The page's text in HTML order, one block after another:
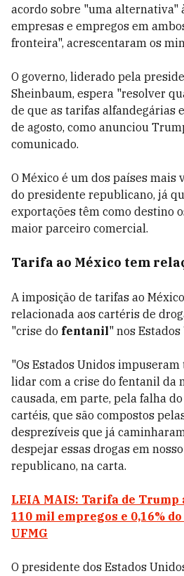
acordo sobre "uma alternativa"
empresas e empregos em
fronteira", acrescentaram os
O governo, liderado pela
Sheinbaum, espera "resolver
de que as tarifas alfandegárias
de agosto, como anunciou
comunicado.
O México é um dos países
do presidente republicano, já
exportações têm como destino
maior parceiro comercial.
Tarifa ao México tem
A imposição de tarifas ao
relacionada aos cartéris de
"crise do fentanil" nos Estados
"Os Estados Unidos
lidar com a crise do fentanil da
causada, em parte, pela falha
cartéis, que são compostos
desprezíveis que já
despejar essas drogas em
republicano, na carta.
LEIA MAIS: Tarifa de
110 mil empregos e 0,16%
UFMG
O presidente dos Estados